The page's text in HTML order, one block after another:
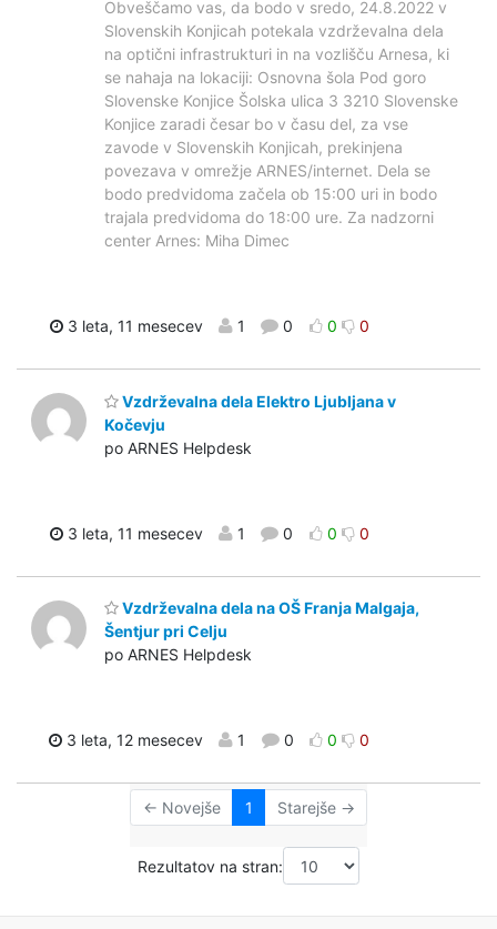
Obveščamo vas, da bodo v sredo, 24.8.2022 v
Slovenskih Konjicah potekala vzdrževalna dela
na optični infrastrukturi in na vozlišču Arnesa, ki
se nahaja na lokaciji: Osnovna šola Pod goro
Slovenske Konjice Šolska ulica 3 3210 Slovenske
Konjice zaradi česar bo v času del, za vse
zavode v Slovenskih Konjicah, prekinjena
povezava v omrežje ARNES/internet. Dela se
bodo predvidoma začela ob 15:00 uri in bodo
trajala predvidoma do 18:00 ure. Za nadzorni
center Arnes: Miha Dimec
3 leta, 11 mesecev 1 0 0 0
Vzdrževalna dela Elektro Ljubljana v
Kočevju
po ARNES Helpdesk
3 leta, 11 mesecev 1 0 0 0
Vzdrževalna dela na OŠ Franja Malgaja,
Šentjur pri Celju
po ARNES Helpdesk
3 leta, 12 mesecev 1 0 0 0
← Novejše 1 Starejše →
Rezultatov na stran: